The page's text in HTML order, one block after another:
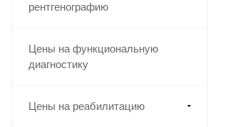
рентгенографию
Цены на функциональную
диагностику
Цены на реабилитацию